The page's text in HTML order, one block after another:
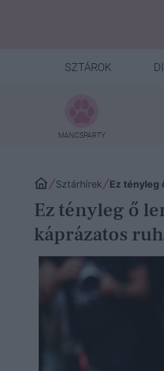
SZTÁROK
MANCSPARTY
Sztárhírek Ez tényleg
Ez tényleg ő
káprázatos